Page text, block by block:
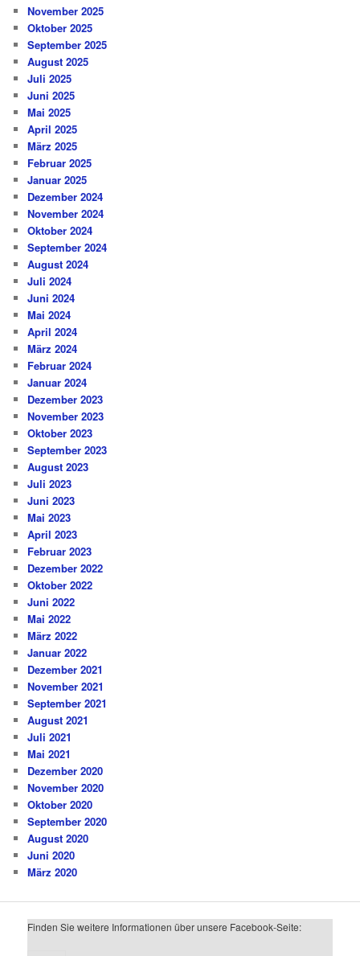
November 2025
Oktober 2025
September 2025
August 2025
Juli 2025
Juni 2025
Mai 2025
April 2025
März 2025
Februar 2025
Januar 2025
Dezember 2024
November 2024
Oktober 2024
September 2024
August 2024
Juli 2024
Juni 2024
Mai 2024
April 2024
März 2024
Februar 2024
Januar 2024
Dezember 2023
November 2023
Oktober 2023
September 2023
August 2023
Juli 2023
Juni 2023
Mai 2023
April 2023
Februar 2023
Dezember 2022
Oktober 2022
Juni 2022
Mai 2022
März 2022
Januar 2022
Dezember 2021
November 2021
September 2021
August 2021
Juli 2021
Mai 2021
Dezember 2020
November 2020
Oktober 2020
September 2020
August 2020
Juni 2020
März 2020
Finden Sie weitere Informationen über unsere Facebook-Seite: